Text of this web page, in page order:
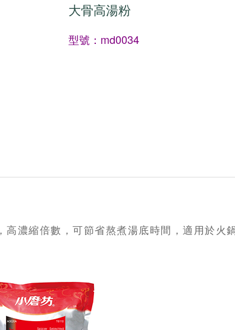
大骨高湯粉
型號：md0034
濃縮倍數，可節省熬煮湯底時間，適用於火